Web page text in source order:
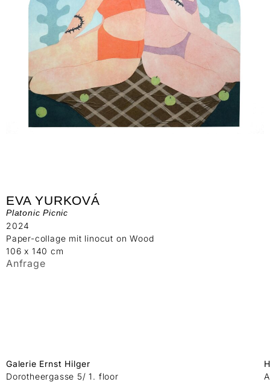
EVA YURKOVÁ
Platonic Picnic
2024
Paper-collage mit linocut on Wood
106 x 140 cm
Anfrage
Galerie Ernst Hilger
Dorotheergasse 5/ 1. floor